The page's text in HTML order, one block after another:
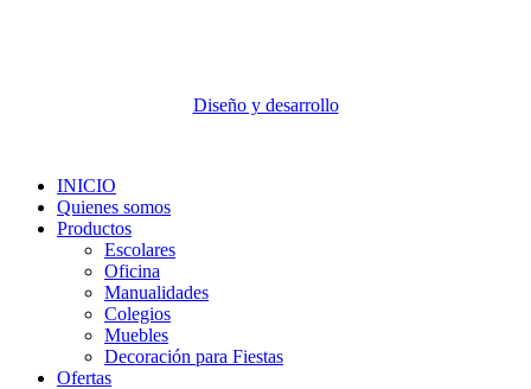
Diseño y desarrollo
INICIO
Quienes somos
Productos
Escolares
Oficina
Manualidades
Colegios
Muebles
Decoración para Fiestas
Ofertas